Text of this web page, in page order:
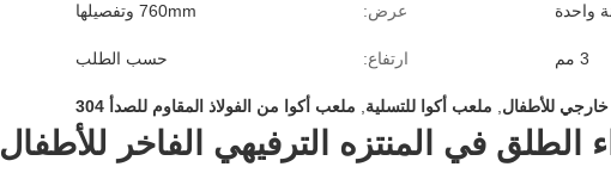
واحدة عرض: 760mm وتفصيلها
3 مم ارتفاع: حسب الطلب
للأطفال ملعب أكوا للتسلية ملعب أكوا من الفولاذ المقاوم للصدأ 304
في المنتزه الترفيهي الفاخر للأطفال